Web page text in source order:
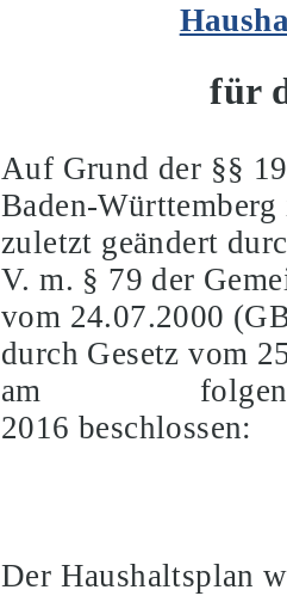
für
Auf Grund der §§
Baden-Wü
zuletzt geändert
V. m. § 79 der
vom 24.07.2000
durch Gesetz vom
am folgende
2016 beschlossen:
Der Haushaltsplan